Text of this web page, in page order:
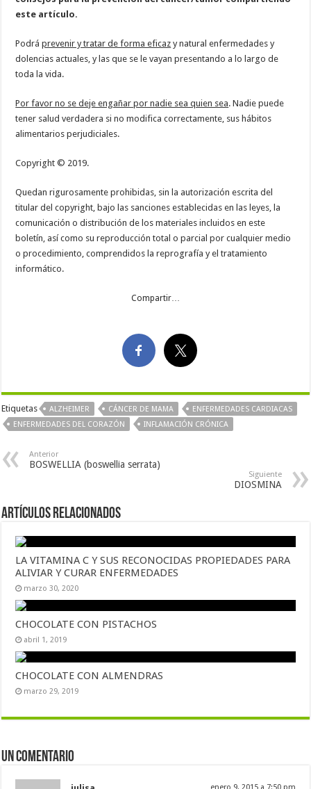
este artículo.
Podráprevenir y tratar de forma eficaz y natural enfermedades y
dolencias actuales, y las que se le vayan presentando a lo largo de
toda la vida.
Por favor no se deje engañar por nadie sea quien sea. Nadie puede
tener salud verdadera si no modifica correctamente, sus hábitos
alimentarios perjudiciales.
Copyright © 2019.
Quedan rigurosamente prohibidas, sin la autorización escrita del
titular del copyright, bajo las sanciones establecidas en las leyes, la
comunicación o distribución de los materiales incluidos en este
boletín, así como su reproducción total o parcial por cualquier medio
o procedimiento, comprendidos la reprografía y el tratamiento
informático.
Compartir…
Etiquetas ALZHEIMER CÁNCER DE MAMA
ENFERMEDADES CARDIACAS
ENFERMEDADES DEL CORAZÓN
INFLAMACIÓN CRÓNICA
Anterior
BOSWELLIA (boswellia serrata)
Siguiente
DIOSMINA
Artículos Relacionados
LA VITAMINA C Y SUS RECONOCIDAS PROPIEDADES PARA
ALIVIAR Y CURAR ENFERMEDADES
marzo 30, 2020
CHOCOLATE CON PISTACHOS
abril 1, 2019
CHOCOLATE CON ALMENDRAS
marzo 29, 2019
Un comentario